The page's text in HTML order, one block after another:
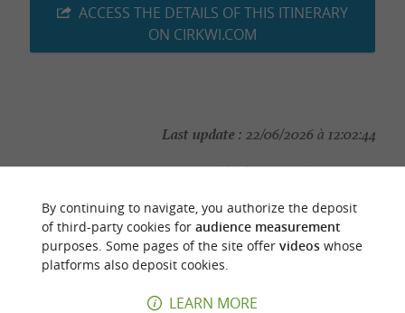
ACCESS THE DETAILS OF THIS ITINERARY
ON CIRKWI.COM
Last update : 22/06/2026 à 12:02:44
Source :Cirkwi| FFRandonnée Tarn
Photo credit :Ville de Mazamet
By continuing to navigate, you authorize the deposit
of third-party cookies for audience measurement
purposes. Some pages of the site offer videoswhose
platforms also deposit cookies.
LEARN MORE